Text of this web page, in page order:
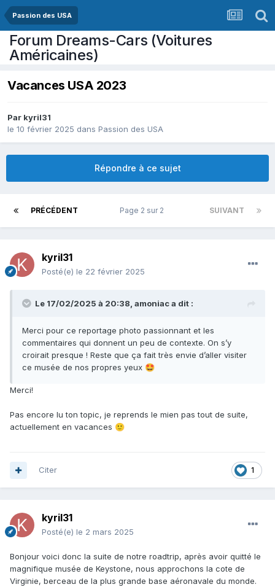
Passion des USA
Forum Dreams-Cars (Voitures
Américaines)
Vacances USA 2023
Par kyril31
le 10 février 2025 dans Passion des USA
Répondre à ce sujet
PRÉCÉDENT SUIVANT
Page 2 sur 2
kyril31
Posté(e) le 22 février 2025
Le 17/02/2025 à 20:38, amoniaca dit :
Merci pour ce reportage photo passionnant et les
commentaires qui donnent un peu de contexte. On s’y
croirait presque ! Reste que ça fait très envie d’aller visiter
ce musée de nos propres yeux 🤩
Merci!
Pas encore lu ton topic, je reprends le mien pas tout de suite,
actuellement en vacances 🙂
1
Citer
kyril31
Posté(e) le 2 mars 2025
Bonjour voici donc la suite de notre roadtrip, après avoir quitté le
magnifique musée de Keystone, nous approchons la cote de
Virginie, berceau de la plus grande base aéronavale du monde.